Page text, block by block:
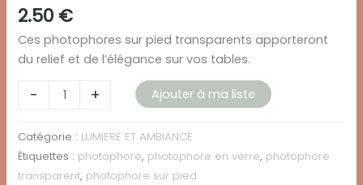
2.50 €
Ces photophores sur pied transparents apporteront
du relief et de l’élégance sur vos tables.
-
quantité
PHOTOPHORE
EN
VERRE
+ Ajouter à ma liste
Catégorie : LUMIERE ET AMBIANCE
Étiquettes : photophore, photophore en verre, photophore
transparent, photophore sur pied